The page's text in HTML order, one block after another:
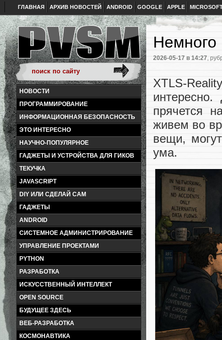
ГЛАВНАЯ АРХИВ НОВОСТЕЙ ANDROID GOOGLE APPLE
НОВОСТИ
ПРОГРАММИРОВАНИЕ
ИНФОРМАЦИОННАЯ БЕЗОПАСНОСТЬ
ЭТО ИНТЕРЕСНО
НАУЧНО-ПОПУЛЯРНОЕ
ГАДЖЕТЫ И УСТРОЙСТВА ДЛЯ ГИКОВ
ТЕКУЧКА
JAVASCRIPT
DIY ИЛИ СДЕЛАЙ САМ
ГАДЖЕТЫ
ANDROID
СИСТЕМНОЕ АДМИНИСТРИРОВАНИЕ
УПРАВЛЕНИЕ ПРОЕКТАМИ
PYTHON
РАЗРАБОТКА
ИСКУССТВЕННЫЙ ИНТЕЛЛЕКТ
OPEN SOURCE
БУДУЩЕЕ ЗДЕСЬ
ВЕБ-РАЗРАБОТКА
КОСМОНАВТИКА
Немного
2026-05-17 в 14:27,
XTLS-
прячется
живем во
вещи,
ума.